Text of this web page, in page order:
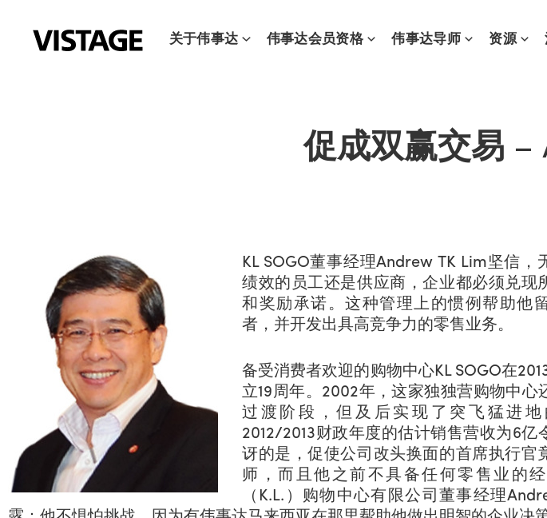
关于伟事达 伟事达会员资格 伟事达导师 资源
促成双赢交易 –
KL SOGO董事经理Andrew TK Lim坚信，
绩效的员工还是供应商，企业都必须兑现
和奖励承诺。这种管理上的惯例帮助他
者，并开发出具高竞争力的零售业务。
备受消费者欢迎的购物中心KL SOGO在
立19周年。2002年，这家独独营购物中心
过渡阶段，但及后实现了突飞猛进地
2012/2013财政年度的估计销售营收为6亿
讶的是，促使公司改头换面的首席执行官
师，而且他之前不具备任何零售业的经
（K.L.）购物中心有限公司董事经理